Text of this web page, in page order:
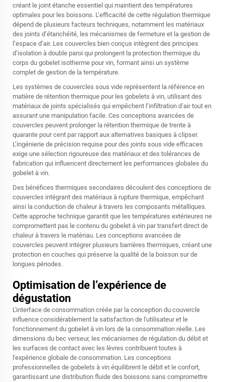
créant le joint étanche essentiel qui maintient des températures
optimales pour les boissons. L’efficacité de cette régulation thermique
dépend de plusieurs facteurs techniques, notamment les matériaux
des joints d’étanchéité, les mécanismes de fermeture et la gestion de
l’espace d’air. Les couvercles bien conçus intègrent des principes
d’isolation à double paroi qui prolongent la protection thermique du
corps du gobelet isotherme pour vin, formant ainsi un système
complet de gestion de la température.
Les systèmes de couvercles sous vide représentent la référence en
matière de rétention thermique pour les gobelets à vin, utilisant des
matériaux de joints spécialisés qui empêchent l’infiltration d’air tout en
assurant une manipulation facile. Ces conceptions avancées de
couvercles peuvent prolonger la rétention thermique de trente à
quarante pour cent par rapport aux alternatives basiques à clipser.
L’ingénierie de précision requise pour des joints sous vide efficaces
exige une sélection rigoureuse des matériaux et des tolérances de
fabrication qui influencent directement les performances globales du
gobelet à vin.
Des bénéfices thermiques secondaires découlent des conceptions de
couvercles intégrant des matériaux à rupture thermique, empêchant
ainsi la conduction de chaleur à travers les composants métalliques.
Cette approche technique garantit que les températures extérieures ne
compromettent pas le contenu du gobelet à vin par transfert direct de
chaleur à travers le matériau. Les conceptions avancées de
couvercles peuvent intégrer plusieurs barrières thermiques, créant une
protection en couches qui préserve la qualité de la boisson sur de
longues périodes.
Optimisation de l’expérience de
dégustation
L'interface de consommation créée par la conception du couvercle
influence considérablement la satisfaction de l'utilisateur et le
fonctionnement du gobelet à vin lors de la consommation réelle. Les
dimensions du bec verseur, les mécanismes de régulation du débit et
les surfaces de contact avec les lèvres contribuent toutes à
l'expérience globale de consommation. Les conceptions
professionnelles de gobelets à vin équilibrent le débit et le confort,
garantissant une distribution fluide des boissons sans compromettre